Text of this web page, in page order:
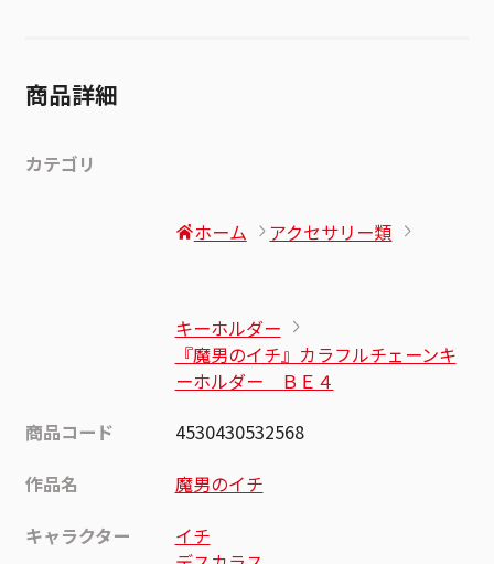
商品詳細
カテゴリ
ホーム アクセサリー類
キーホルダー
『魔男のイチ』カラフルチェーンキ
ーホルダー ＢＥ４
商品コード
4530430532568
作品名
魔男のイチ
キャラクター
イチ